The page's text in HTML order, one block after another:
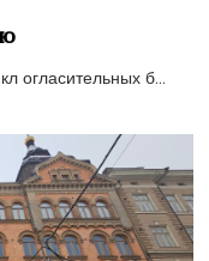
огласительных б...